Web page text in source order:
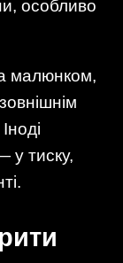
особливо
малюнком,
у тиску,